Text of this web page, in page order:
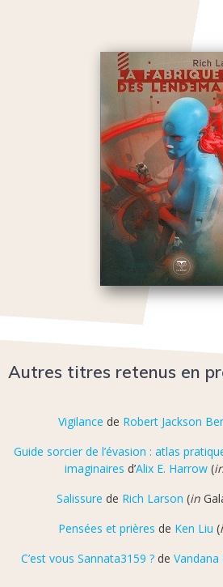
Autres titres retenus en
Vigilance de Robert Jackson
Guide sorcier de l’évasion : atlas
imaginaires d’Alix E. Harrow(
Salissure de Rich Larson (in
Pensées et prières de Ken Liu (
C’est vous Sannata3159 ? de Vandana